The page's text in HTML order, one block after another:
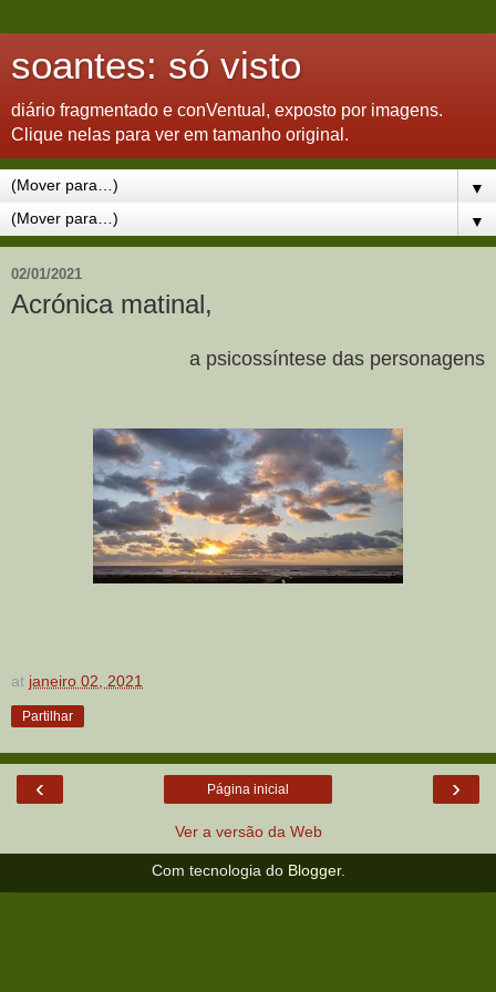
soantes: só visto
diário fragmentado e conVentual, exposto por imagens.
Clique nelas para ver em tamanho original.
▼
▼
02/01/2021
Acrónica matinal,
a psicossíntese das personagens
at janeiro 02, 2021
Partilhar
‹ ›
Página inicial
Ver a versão da Web
Com tecnologia do Blogger.